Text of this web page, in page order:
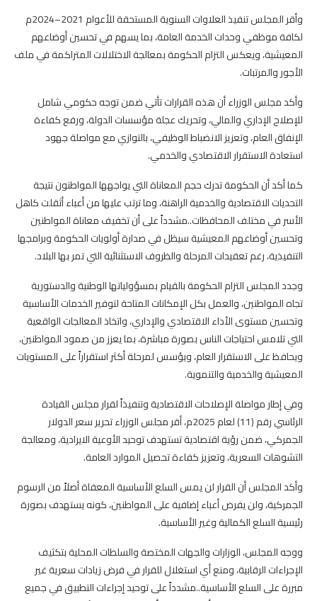
وأقر المجلس تنفيذ العلاوات السنوية المستحقة للأعوام 2021–2024م
لكافة موظفي وحدات الخدمة العامة، بما يسهم في تحسين أوضاعهم
المعيشية، ويعكس التزام الحكومة بمعالجة الاختلالات المتراكمة في ملف
الأجور والمرتبات.
وأكد مجلس الوزراء أن هذه القرارات تأتي ضمن توجه حكومي شامل
للإصلاح الإداري والمالي، وتحريك عجلة مؤسسات الدولة، ورفع كفاءة
الإنفاق العام، وتعزيز الانضباط الوظيفي، بالتوازي مع مواصلة جهود
استعادة الاستقرار الاقتصادي والخدمي.
كما أكد أن الحكومة تدرك حجم المعاناة التي يواجهها المواطنون نتيجة
التحديات الاقتصادية والخدمية الراهنة، وما ترتب عليها من أعباء أثقلت كاهل
الأسر في مختلف المحافظات..مشدداً على أن تخفيف معاناة المواطنين
وتحسين أوضاعهم المعيشية سيظل في صدارة أولويات الحكومة وبرامجها
التنفيذية، رغم تعقيدات المرحلة والظروف الاستثنائية التي تمر بها البلاد.
وجدد المجلس التزام الحكومة بالقيام بمسؤولياتها الوطنية والدستورية
تجاه المواطنين، والعمل بكل الإمكانات المتاحة لتوفير الخدمات الأساسية
وتحسين مستوى الأداء الاقتصادي والإداري، واتخاذ المعالجات الواقعية
التي تلامس احتياجات الناس بصورة مباشرة، بما يعزز من صمود المواطنين،
ويحافظ على الاستقرار العام، ويؤسس لمرحلة أكثر استقراراً على المستويات
المعيشية والخدمية والتنموية.
وفي إطار مواصلة الإصلاحات الاقتصادية وتنفيذاً لقرار مجلس القيادة
الرئاسي رقم (11) لعام 2025م، أقر مجلس الوزراء تحرير سعر الدولار
الجمركي، ضمن رؤية اقتصادية تستهدف توحيد الأوعية الايرادية، ومعالجة
التشوهات السعرية، وتعزيز كفاءة تحصيل الموارد العامة.
وأكد المجلس أن القرار لن يمس السلع الأساسية المعفاة أصلاً من الرسوم
الجمركية، ولن يفرض أعباء إضافية على المواطنين، كونه يستهدف بصورة
رئيسية السلع الكمالية وغير الأساسية.
ووجه المجلس، الوزارات والجهات المختصة والسلطات المحلية بتكثيف
الإجراءات الرقابية، ومنع أي استغلال للقرار في فرض زيادات سعرية غير
مبررة على السلع الأساسية..مشدداً على توحيد إجراءات التطبيق في جميع